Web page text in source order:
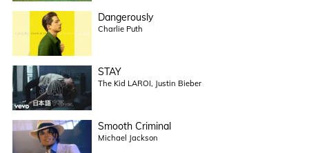
Dangerously
Charlie Puth
STAY
The Kid LAROI, Justin Bieber
Smooth Criminal
Michael Jackson